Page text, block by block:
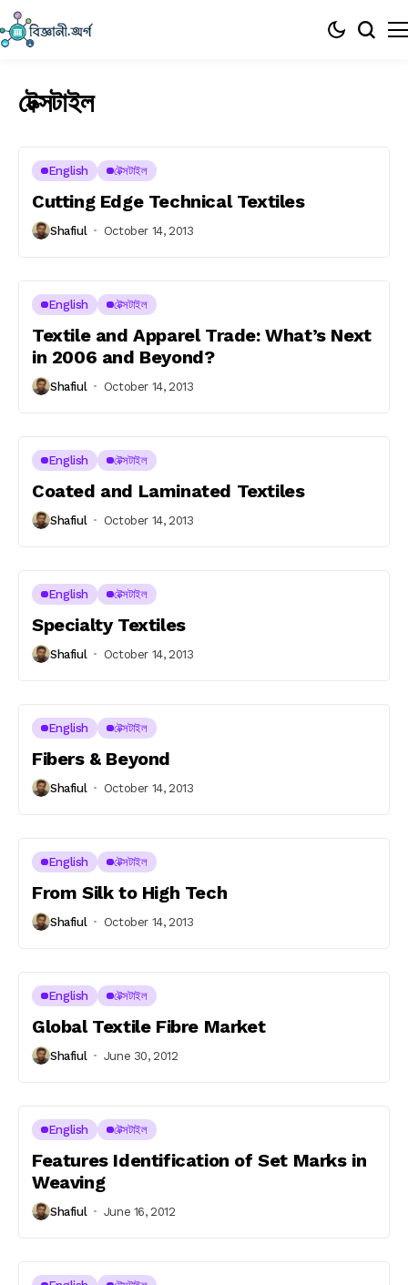
টেক্সটাইল
English টেক্সটাইল
Cutting Edge Technical Textiles
Shafiul October 14, 2013
English টেক্সটাইল
Textile and Apparel Trade: What’s Next
in 2006 and Beyond?
Shafiul October 14, 2013
English টেক্সটাইল
Coated and Laminated Textiles
Shafiul October 14, 2013
English টেক্সটাইল
Specialty Textiles
Shafiul October 14, 2013
English টেক্সটাইল
Fibers & Beyond
Shafiul October 14, 2013
English টেক্সটাইল
From Silk to High Tech
Shafiul October 14, 2013
English টেক্সটাইল
Global Textile Fibre Market
Shafiul June 30, 2012
English টেক্সটাইল
Features Identification of Set Marks in
Weaving
Shafiul June 16, 2012